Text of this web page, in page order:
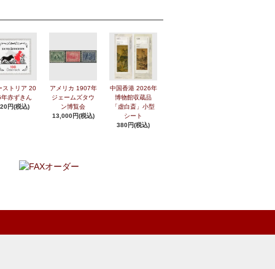
ストリア 20
赤ずきん
円(税込)
アメリカ 1907年
ジェームズタウ
ン博覧会
13,000円(税込)
中国香港 2026年
博物館収蔵品
「虚白斎」小型
シート
380円(税込)